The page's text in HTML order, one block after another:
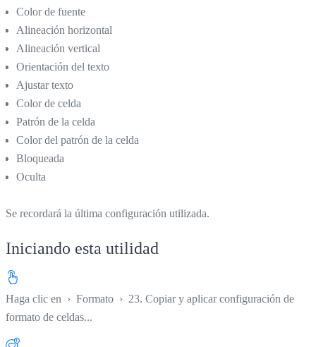
Color de fuente
Alineación horizontal
Alineación vertical
Orientación del texto
Ajustar texto
Color de celda
Patrón de la celda
Color del patrón de la celda
Bloqueada
Oculta
Se recordará la última configuración utilizada.
Iniciando esta utilidad
Haga clic en › Formato › 23. Copiar y aplicar configuración de
formato de celdas...